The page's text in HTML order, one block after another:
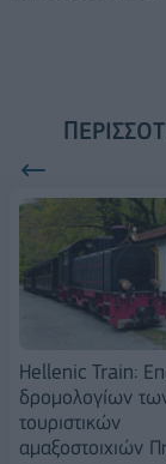
Hellenic Train:
δρομολογίων
τουριστικών
αμαξοστοιχιών